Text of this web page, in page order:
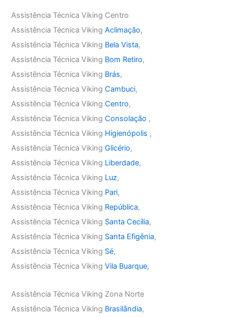
Assistência Técnica Viking Centro
Assistência Técnica VikingAclimação,
Assistência Técnica Viking Bela Vista,
Assistência Técnica Viking Bom Retiro,
Assistência Técnica Viking Brás,
Assistência Técnica VikingCambuci,
Assistência Técnica VikingCentro,
Assistência Técnica VikingConsolação ,
Assistência Técnica Viking Higienópolis ,
Assistência Técnica VikingGlicério,
Assistência Técnica Viking Liberdade,
Assistência Técnica Viking Luz,
Assistência Técnica Viking Pari,
Assistência Técnica Viking República,
Assistência Técnica Viking Santa Cecília,
Assistência Técnica Viking Santa Efigênia,
Assistência Técnica Viking Sé,
Assistência Técnica VikingVila Buarque,
Assistência Técnica Viking Zona Norte
Assistência Técnica Viking Brasilândia,